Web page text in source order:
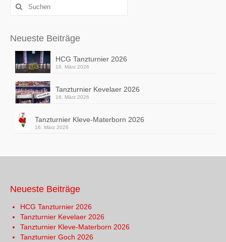
Suchen
nach:
Neueste Beiträge
HCG Tanzturnier 2026
16. März 2026
Tanzturnier Kevelaer 2026
16. März 2026
Tanzturnier Kleve-Materborn 2026
16. März 2026
Neueste Beiträge
HCG Tanzturnier 2026
Tanzturnier Kevelaer 2026
Tanzturnier Kleve-Materborn 2026
Tanzturnier Goch 2026